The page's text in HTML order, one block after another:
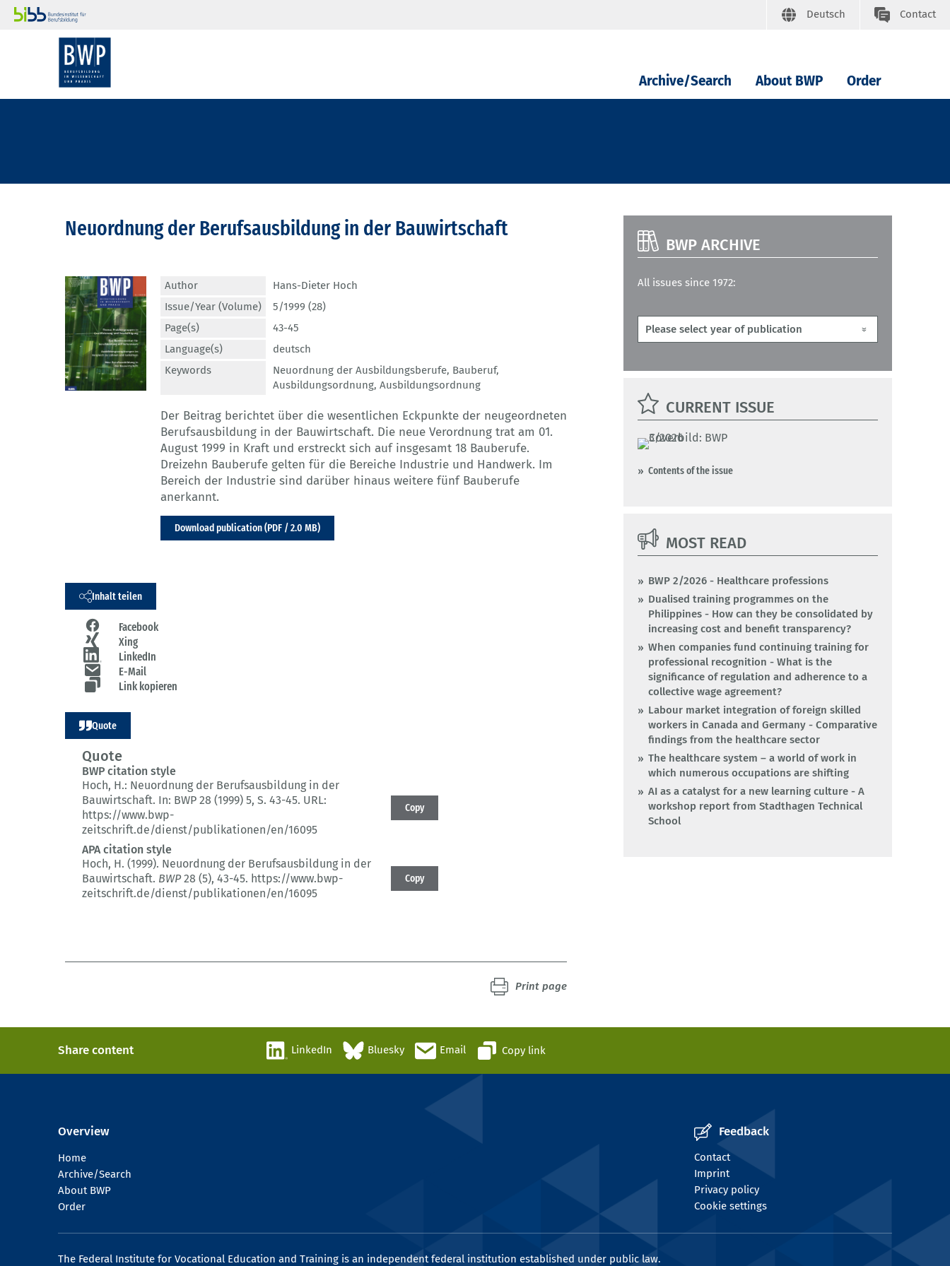
Deutsch Contact
Archive/Search About BWP Order
Neuordnung der Berufsausbildung in der Bauwirtschaft
Author
Hans-Dieter Hoch
Issue/Year (Volume)
5/1999 (28)
Page(s)
43-45
Language(s)
deutsch
Keywords
Neuordnung der Ausbildungsberufe, Bauberuf,
Ausbildungsordnung, Ausbildungsordnung
Der Beitrag berichtet über die wesentlichen Eckpunkte der neugeordneten
Berufsausbildung in der Bauwirtschaft. Die neue Verordnung trat am 01.
August 1999 in Kraft und erstreckt sich auf insgesamt 18 Bauberufe.
Dreizehn Bauberufe gelten für die Bereiche Industrie und Handwerk. Im
Bereich der Industrie sind darüber hinaus weitere fünf Bauberufe
anerkannt.
Download publication (PDF / 2.0 MB)
Inhalt teilen
Facebook
Xing
LinkedIn
E-Mail
Link kopieren
Quote
Quote
BWP citation style
Hoch, H.: Neuordnung der Berufsausbildung in der
Bauwirtschaft. In: BWP 28 (1999) 5, S. 43-45. URL:
https://www.bwp-
zeitschrift.de/dienst/publikationen/en/16095
Copy
APA citation style
Hoch, H. (1999). Neuordnung der Berufsausbildung in der
Bauwirtschaft. BWP28 (5), 43-45. https://www.bwp-
zeitschrift.de/dienst/publikationen/en/16095
Copy
Print page
BWP ARCHIVE
All issues since 1972:
CURRENT ISSUE
Contents of the issue
MOST READ
BWP 2/2026 - Healthcare professions
Dualised training programmes on the
Philippines - How can they be consolidated by
increasing cost and benefit transparency?
When companies fund continuing training for
professional recognition - What is the
significance of regulation and adherence to a
collective wage agreement?
Labour market integration of foreign skilled
workers in Canada and Germany - Comparative
findings from the healthcare sector
The healthcare system – a world of work in
which numerous occupations are shifting
AI as a catalyst for a new learning culture - A
workshop report from Stadthagen Technical
School
Share content LinkedIn Bluesky Email Copy link
Overview
Home
Archive/Search
About BWP
Order
Feedback
Contact
Imprint
Privacy policy
Cookie settings
The Federal Institute for Vocational Education and Training is an independent federal institution established under public law.